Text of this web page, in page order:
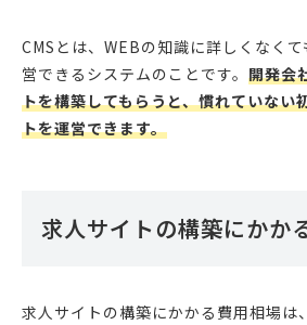
CMSとは、WEBの知識に詳しくなく
営できるシステムのことです。 開発会
トを構築してもらうと、慣れていない
トを運営できます。
求人サイトの構築にかか
求人サイトの構築にかかる費用相場は